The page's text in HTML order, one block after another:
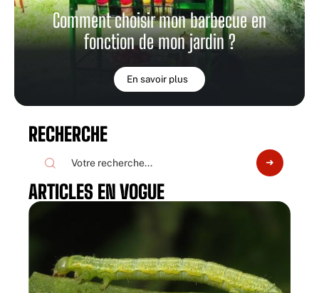
Comment choisir mon barbecue en
fonction de mon jardin ?
En savoir plus
RECHERCHE
ARTICLES EN VOGUE